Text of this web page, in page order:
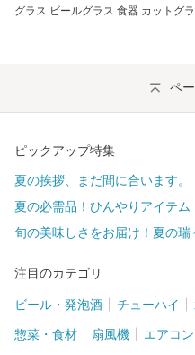
グラス ビールグラス 食器 カットグ
ペ
ピックアップ特集
夏の挨拶、まだ間に合います。
夏の必需品！ひんやりアイテム
旬の美味しさをお届け！夏の瑞
注目のカテゴリ
ビール・発泡酒 チューハイ
惣菜・食材 扇風機 エアコン